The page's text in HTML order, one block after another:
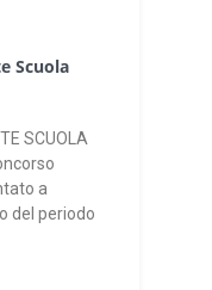
Scuola
SCUOLA
a
del periodo